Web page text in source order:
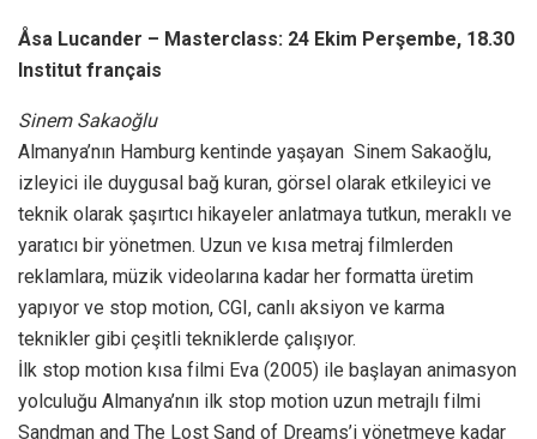
Åsa Lucander – Masterclass: 24 Ekim Perşembe, 18.30
Institut français
Sinem Sakaoğlu
Almanya’nın Hamburg kentinde yaşayan Sinem Sakaoğlu,
izleyici ile duygusal bağ kuran, görsel olarak etkileyici ve
teknik olarak şaşırtıcı hikayeler anlatmaya tutkun, meraklı ve
yaratıcı bir yönetmen. Uzun ve kısa metraj filmlerden
reklamlara, müzik videolarına kadar her formatta üretim
yapıyor ve stop motion, CGI, canlı aksiyon ve karma
teknikler gibi çeşitli tekniklerde çalışıyor.
İlk stop motion kısa filmi Eva (2005) ile başlayan animasyon
yolculuğu Almanya’nın ilk stop motion uzun metrajlı filmi
Sandman and The Lost Sand of Dreams’i yönetmeye kadar